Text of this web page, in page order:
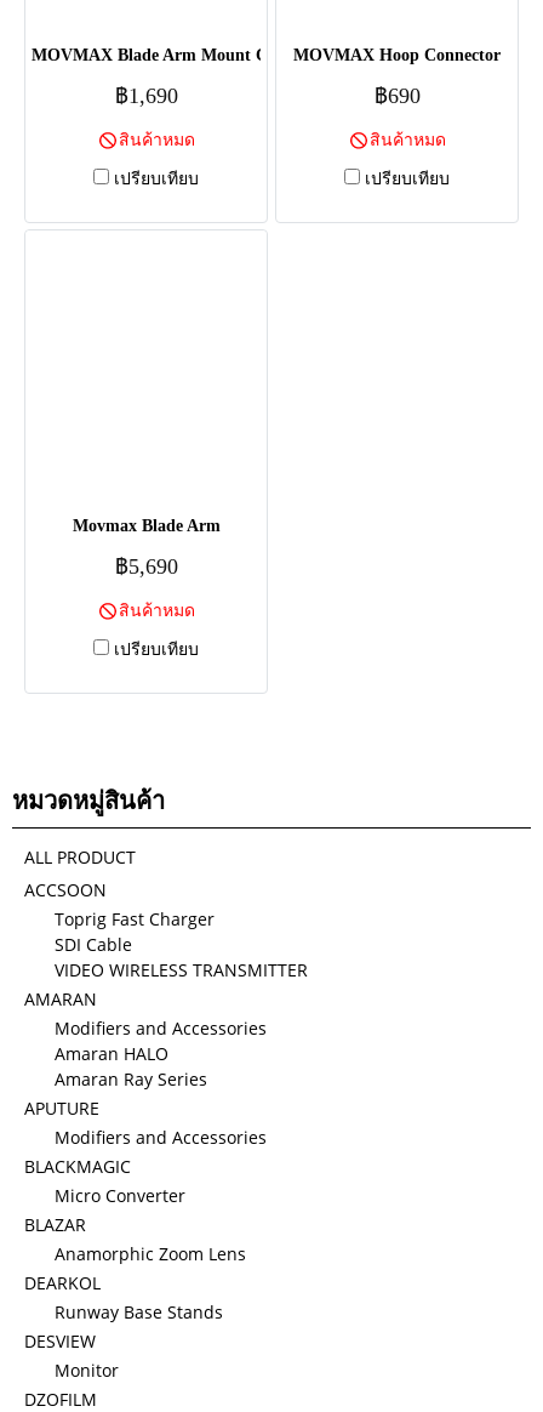
MOVMAX Blade Arm Mount Clamp
฿1,690
สินค้าหมด
เปรียบเทียบ
MOVMAX Hoop Connector
฿690
สินค้าหมด
เปรียบเทียบ
Movmax Blade Arm
฿5,690
สินค้าหมด
เปรียบเทียบ
หมวดหมู่สินค้า
ALL PRODUCT
ACCSOON
Toprig Fast Charger
SDI Cable
VIDEO WIRELESS TRANSMITTER
AMARAN
Modifiers and Accessories
Amaran HALO
Amaran Ray Series
APUTURE
Modifiers and Accessories
BLACKMAGIC
Micro Converter
BLAZAR
Anamorphic Zoom Lens
DEARKOL
Runway Base Stands
DESVIEW
Monitor
DZOFILM